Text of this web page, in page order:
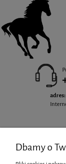
adres:
Dbamy o